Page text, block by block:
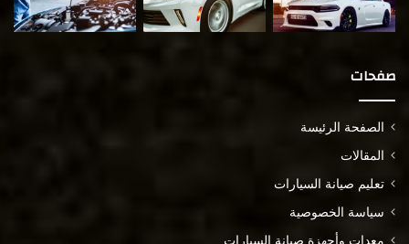
صفحات
الصفحة الرئيسة
المقالات
تعليم صيانة السيارات
سياسة الخصوصية
معدات وأجهزة صيانة السيارات